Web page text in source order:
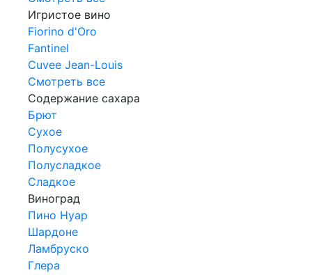
Игристое вино
Fiorino d'Oro
Fantinel
Cuvee Jean-Louis
Смотреть все
Содержание сахара
Брют
Сухое
Полусухое
Полусладкое
Сладкое
Виноград
Пино Нуар
Шардоне
Ламбруско
Глера